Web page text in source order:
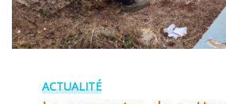
ACTUALITÉ